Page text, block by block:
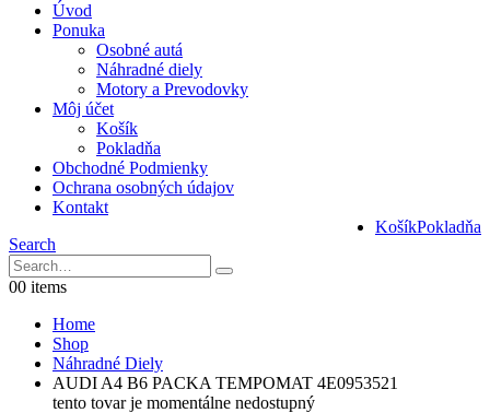
Úvod
Ponuka
Osobné autá
Náhradné diely
Motory a Prevodovky
Môj účet
Košík
Pokladňa
Obchodné Podmienky
Ochrana osobných údajov
Kontakt
KošíkPokladňa
Search
00 items
Home
Shop
Náhradné Diely
AUDI A4 B6 PACKA TEMPOMAT 4E0953521
tento tovar je momentálne nedostupný